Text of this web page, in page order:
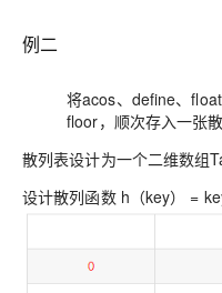
例二
将acos、define、
floor，顺次存入一张散
散列表设计为一个二维数组
设计散列函数 h（key） =